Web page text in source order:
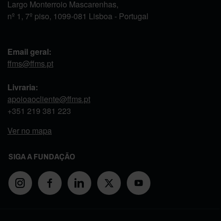
Largo Monterroio Mascarenhas,
nº 1, 7º piso, 1099-081 Lisboa - Portugal
Email geral:
ffms@ffms.pt
Livraria:
apoioaocliente@ffms.pt
+351 219 381 223
Ver no mapa
SIGA A FUNDAÇÃO